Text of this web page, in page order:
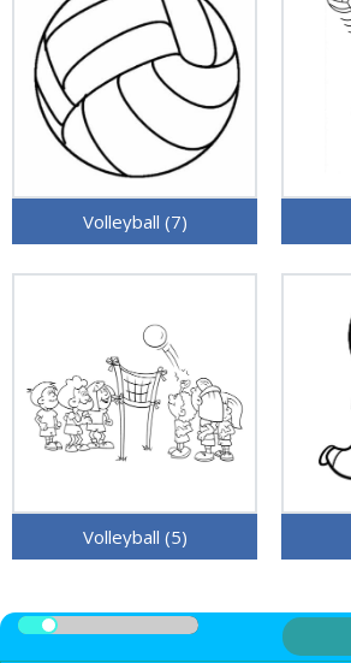
Volleyball (7)
Volleyball (5)